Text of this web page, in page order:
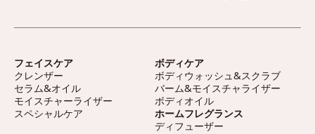
フェイスケア
クレンザー
セラム&オイル
モイスチャーライザー
スペシャルケア
ボディケア
ボディウォッシュ&スクラブ
バーム&モイスチャライザー
ボディオイル
ホームフレグランス
ディフューザー